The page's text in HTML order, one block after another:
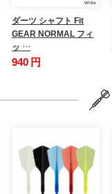
ダーツ シャフト Fit
GEAR NORMAL フィ
ッ …
940 円